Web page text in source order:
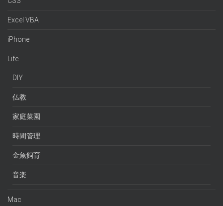
Excel VBA
iPhone
Life
DIY
仏教
家庭菜園
時間管理
金魚飼育
音楽
Mac